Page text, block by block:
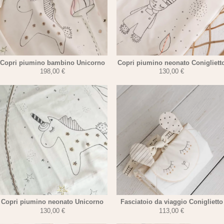
Copri piumino bambino Unicorno
198,00 €
Copri piumino neonato
130,00€
Copri piumino neonato Unicorno
130,00 €
Fasciatoio da viaggio Coniglietto
113,00€